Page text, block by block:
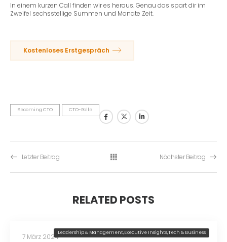
In einem kurzen Call finden wir es heraus. Genau das spart dir im
Zweifel sechsstellige Summen und Monate Zeit.
Kostenloses Erstgespräch
Becoming CTO CTO-Rolle
Letzter Beitrag Nächster Beitrag
RELATED POSTS
Leadership & Management,Executive Insights,Tech & Business
7 März 2024